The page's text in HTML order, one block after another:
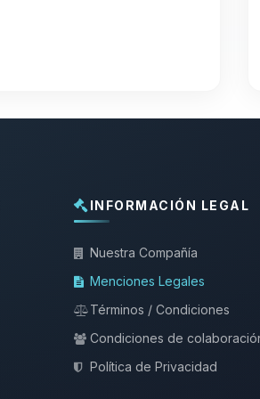
INFORMACIÓN LEGAL
Nuestra Compañía
Menciones Legales
Términos / Condiciones
Condiciones de
Política de Privacidad